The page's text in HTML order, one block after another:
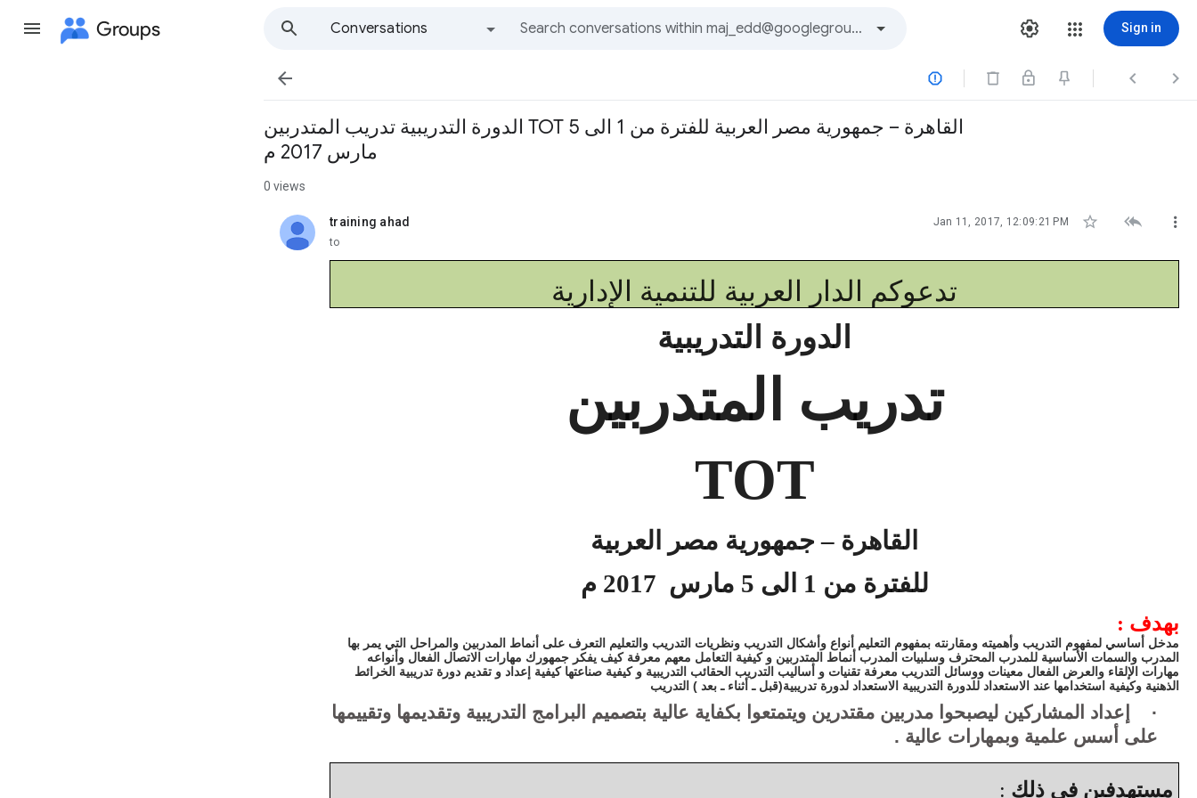
Groups
Conversations
Sign in
   
الدورة التدريبية تدريب المتدربين TOT القاهرة – جمهورية مصر العربية للفترة من 1 الى 5
مارس 2017 م
0 views
training ahad
unread, Jan 11, 2017, 12:09:21 PM   
to
تدعوكم الدار العربية للتنمية الإدارية
الدورة التدريبية
تدريب المتدربين
TOT
القاهرة – جمهورية مصر العربية
للفترة من 1 الى 5 مارس 2017 م
بهدف :
مدخل أساسي لمفهوم التدريب وأهميته ومقارنته بمفهوم التعليم أنواع وأشكال التدريب ونظريات التدريب والتعليم التعرف على أنماط المدربين والمراحل التي يمر بها
المدرب والسمات الأساسية للمدرب المحترف وسلبيات المدرب أنماط المتدربين و كيفية التعامل معهم معرفة كيف يفكر جمهورك مهارات الاتصال الفعال وأنواعه
مهارات الإلقاء والعرض الفعال معينات ووسائل التدريب معرفة تقنيات و أساليب التدريب الحقائب التدريبية و كيفية صناعتها كيفية إعداد و تقديم دورة تدريبية الخرائط
الذهنية وكيفية استخدامها عند الاستعداد للدورة التدريبية الاستعداد لدورة تدريبية(قبل ـ أثناء ـ بعد ) التدريب
·
إعداد المشاركين ليصبحوا مدربين مقتدرين ويتمتعوا بكفاية عالية بتصميم البرامج التدريبية وتقديمها وتقييمها
على أسس علمية وبمهارات عالية .
مستهدفين في ذلك :